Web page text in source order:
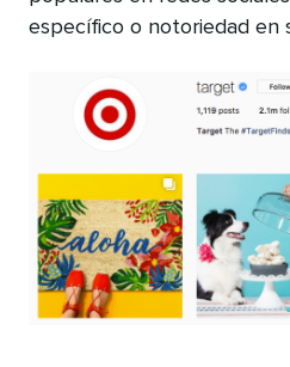
específico o notoriedad en